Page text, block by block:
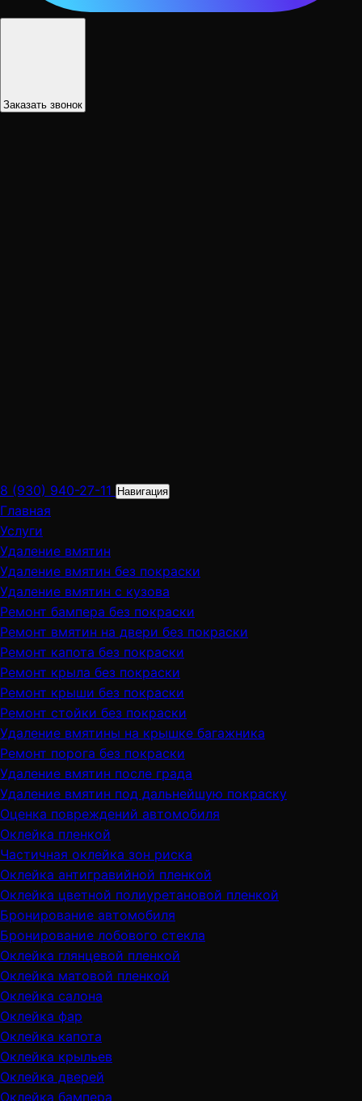
Заказать звонок
8 (930) 940-27-11 Навигация
Главная
Услуги
Удаление вмятин
Удаление вмятин без покраски
Удаление вмятин с кузова
Ремонт бампера без покраски
Ремонт вмятин на двери без покраски
Ремонт капота без покраски
Ремонт крыла без покраски
Ремонт крыши без покраски
Ремонт стойки без покраски
Удаление вмятины на крышке багажника
Ремонт порога без покраски
Удаление вмятин после града
Удаление вмятин под дальнейшую покраску
Оценка повреждений автомобиля
Оклейка пленкой
Частичная оклейка зон риска
Оклейка антигравийной пленкой
Оклейка цветной полиуретановой пленкой
Бронирование автомобиля
Бронирование лобового стекла
Оклейка глянцевой пленкой
Оклейка матовой пленкой
Оклейка салона
Оклейка фар
Оклейка капота
Оклейка крыльев
Оклейка дверей
Оклейка бампера